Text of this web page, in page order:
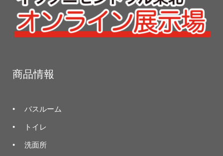
商品情報
バスルーム
トイレ
洗面所